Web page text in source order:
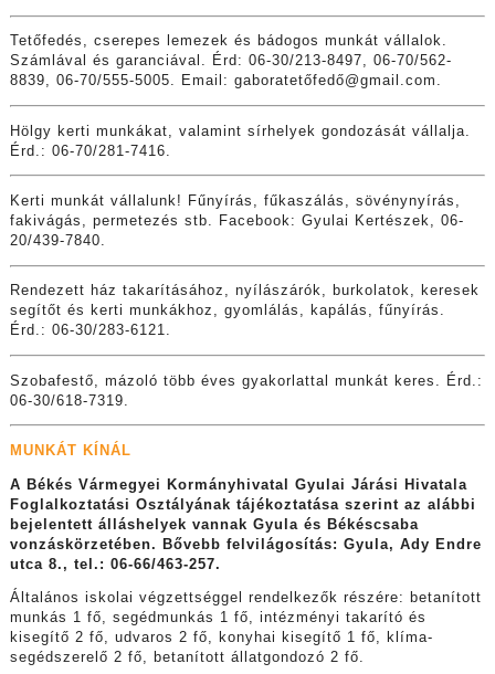
Tetőfedés, cserepes lemezek és bádogos munkát vállalok.
Számlával és garanciával. Érd: 06-30/213-8497, 06-70/562-
8839, 06-70/555-5005. Email: gaboratetőfedő@gmail.com .
Hölgy kerti munkákat, valamint sírhelyek gondozását vállalja.
Érd.: 06-70/281-7416.
Kerti munkát vállalunk! Fűnyírás, fűkaszálás, sövénynyírás,
fakivágás, permetezés stb. Facebook: Gyulai Kertészek, 06-
20/439-7840.
Rendezett ház takarításához, nyílászárók, burkolatok, keresek
segítőt és kerti munkákhoz, gyomlálás, kapálás, fűnyírás.
Érd.: 06-30/283-6121.
Szobafestő, mázoló több éves gyakorlattal munkát keres. Érd.:
06-30/618-7319.
MUNKÁT KÍNÁL
A Békés Vármegyei Kormányhivatal Gyulai Járási Hivatala
Foglalkoztatási Osztályának tájékoztatása szerint az alábbi
bejelentett álláshelyek vannak Gyula és Békéscsaba
vonzáskörzetében. Bővebb felvilágosítás: Gyula, Ady Endre
utca 8., tel.: 06-66/463-257.
Általános iskolai végzettséggel rendelkezők részére: betanított
munkás 1 fő, segédmunkás 1 fő, intézményi takarító és
kisegítő 2 fő, udvaros 2 fő, konyhai kisegítő 1 fő, klíma-
segédszerelő 2 fő, betanított állatgondozó 2 fő.